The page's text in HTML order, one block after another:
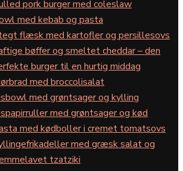
pork burger med coleslaw
med kebab og pasta
flæsk med kartofler og persillesovs
bøffer og smeltet cheddar – den
burger til en hurtig middag
med broccolisalat
med grøntsager og kylling
med grøntsager og kød
med kødboller i cremet tomatsovs
med græsk salat og
tzatziki